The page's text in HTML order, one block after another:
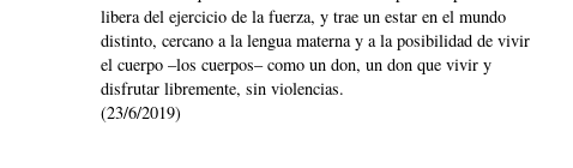
libera del ejercicio de la fuerza, y trae un estar en el mundo
distinto, cercano a la lengua materna y a la posibilidad de vivir
el cuerpo –los cuerpos– como un don, un don que vivir y
disfrutar libremente, sin violencias.
(23/6/2019)